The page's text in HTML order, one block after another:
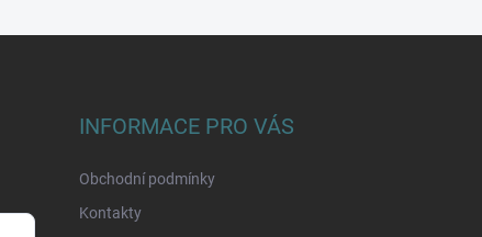
INFORMACE PRO VÁS
Obchodní podmínky
Kontakty